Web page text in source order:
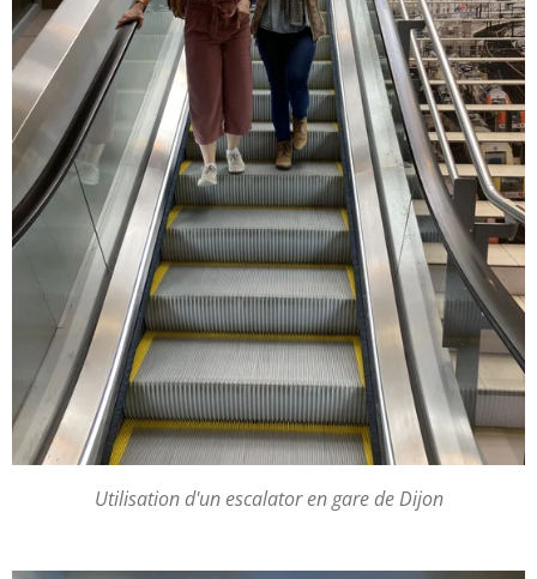
Utilisation d'un escalator en gare de Dijon